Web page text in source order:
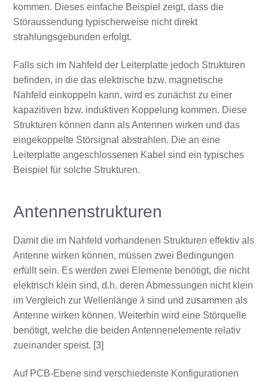
kommen. Dieses einfache Beispiel zeigt, dass die
Störaussendung typischerweise nicht direkt
strahlungsgebunden erfolgt.
Falls sich im Nahfeld der Leiterplatte jedoch Strukturen
befinden, in die das elektrische bzw. magnetische
Nahfeld einkoppeln kann, wird es zunächst zu einer
kapazitiven bzw. induktiven Koppelung kommen. Diese
Strukturen können dann als Antennen wirken und das
eingekoppelte Störsignal abstrahlen. Die an eine
Leiterplatte angeschlossenen Kabel sind ein typisches
Beispiel für solche Strukturen.
Antennenstrukturen
Damit die im Nahfeld vorhandenen Strukturen effektiv als
Antenne wirken können, müssen zwei Bedingungen
erfüllt sein. Es werden zwei Elemente benötigt, die nicht
elektrisch klein sind, d.h. deren Abmessungen nicht klein
im Vergleich zur Wellenlänge λ sind und zusammen als
Antenne wirken können. Weiterhin wird eine Störquelle
benötigt, welche die beiden Antennenelemente relativ
zueinander speist. [3]
Auf PCB-Ebene sind verschiedenste Konfigurationen